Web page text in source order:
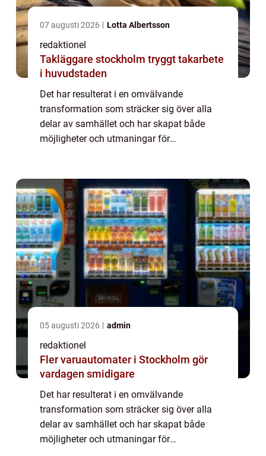
07 augusti 2026 Lotta Albertsson
redaktionel
Takläggare stockholm tryggt takarbete
i huvudstaden
Det har resulterat i en omvälvande
transformation som sträcker sig över alla
delar av samhället och har skapat både
möjligheter och utmaningar för
analoga processer ...
05 augusti 2026 admin
redaktionel
Fler varuautomater i Stockholm gör
vardagen smidigare
Det har resulterat i en omvälvande
transformation som sträcker sig över alla
delar av samhället och har skapat både
möjligheter och utmaningar för